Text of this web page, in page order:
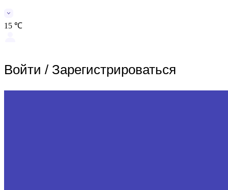
15 ℃
Войти / Зарегистрироваться